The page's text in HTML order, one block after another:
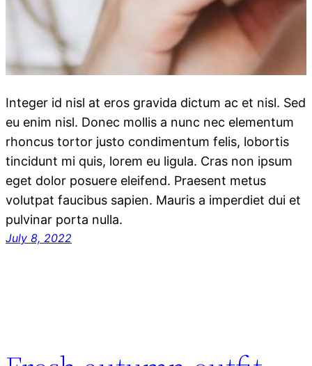
Integer id nisl at eros gravida dictum ac et nisl. Sed
eu enim nisl. Donec mollis a nunc nec elementum
rhoncus tortor justo condimentum felis, lobortis
tincidunt mi quis, lorem eu ligula. Cras non ipsum
eget dolor posuere eleifend. Praesent metus
volutpat faucibus sapien. Mauris a imperdiet dui et
pulvinar porta nulla.
July 8, 2022